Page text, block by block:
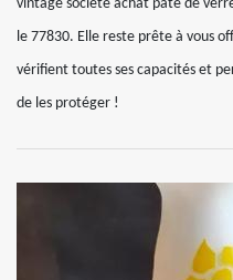
vintage société achat pâte de
le 77830. Elle reste prête à vous
vérifient toutes ses capacités et
de les protéger !